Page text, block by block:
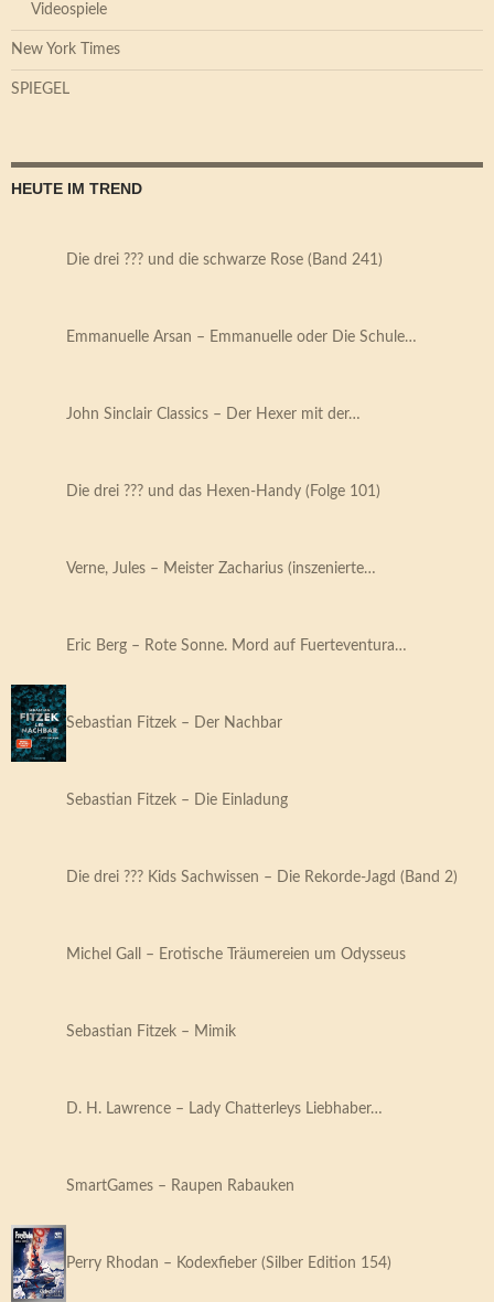
Videospiele
New York Times
SPIEGEL
HEUTE IM TREND
Die drei ??? und die schwarze Rose (Band 241)
Emmanuelle Arsan – Emmanuelle oder Die Schule…
John Sinclair Classics – Der Hexer mit der…
Die drei ??? und das Hexen-Handy (Folge 101)
Verne, Jules – Meister Zacharius (inszenierte…
Eric Berg – Rote Sonne. Mord auf Fuerteventura…
Sebastian Fitzek – Der Nachbar
Sebastian Fitzek – Die Einladung
Die drei ??? Kids Sachwissen – Die Rekorde-Jagd (Band 2)
Michel Gall – Erotische Träumereien um Odysseus
Sebastian Fitzek – Mimik
D. H. Lawrence – Lady Chatterleys Liebhaber…
SmartGames – Raupen Rabauken
Perry Rhodan – Kodexfieber (Silber Edition 154)